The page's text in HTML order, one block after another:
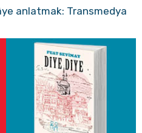
anlatmak: Transmedya